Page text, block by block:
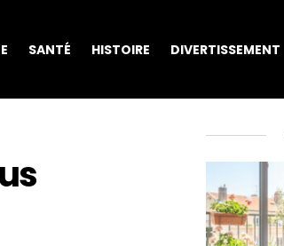
SANTÉ HISTOIRE DIVERTISSEMENT